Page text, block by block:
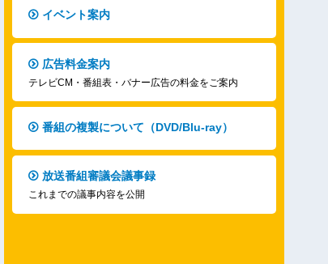
イベント案内
広告料金案内
テレビCM・番組表・バナー広告の料金をご案内
番組の複製について（DVD/Blu-ray）
放送番組審議会議事録
これまでの議事内容を公開